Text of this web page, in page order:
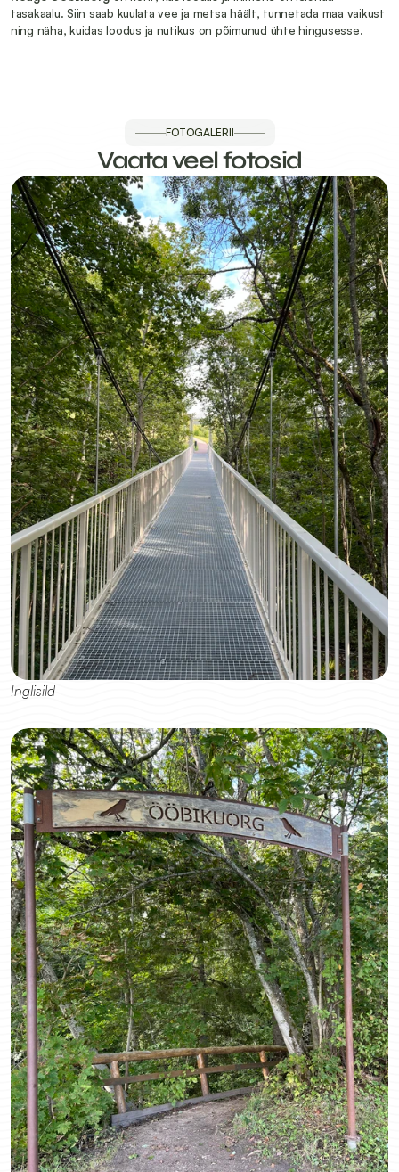
tasakaalu. Siin saab kuulata vee ja metsa häält, tunnetada maa vaikust
ning näha, kuidas loodus ja nutikus on põimunud ühte hingusesse.
FOTOGALERII
Vaata veel fotosid
Inglisild